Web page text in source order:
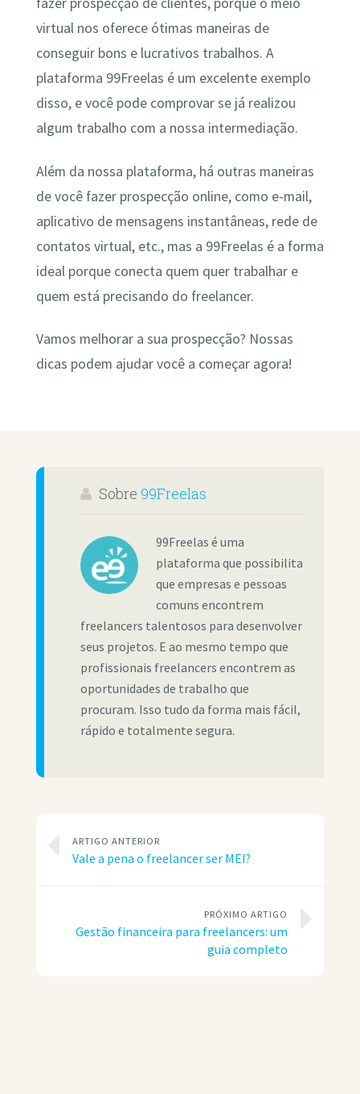
virtual nos oferece ótimas maneiras de
conseguir bons e lucrativos trabalhos. A
plataforma 99Freelas é um excelente exemplo
disso, e você pode comprovar se já realizou
algum trabalho com a nossa intermediação.
Além da nossa plataforma, há outras maneiras
de você fazer prospecção online, como e-mail,
aplicativo de mensagens instantâneas, rede de
contatos virtual, etc., mas a 99Freelas é a forma
ideal porque conecta quem quer trabalhar e
quem está precisando do freelancer.
Vamos melhorar a sua prospecção? Nossas
dicas podem ajudar você a começar agora!
Sobre 99Freelas
99Freelas é uma
plataforma que possibilita
que empresas e pessoas
comuns encontrem
freelancers talentosos para desenvolver
seus projetos. E ao mesmo tempo que
profissionais freelancers encontrem as
oportunidades de trabalho que
procuram. Isso tudo da forma mais fácil,
rápido e totalmente segura.
ARTIGO ANTERIOR
Vale a pena o freelancer ser MEI?
PRÓXIMO ARTIGO
Gestão financeira para freelancers: um
guia completo